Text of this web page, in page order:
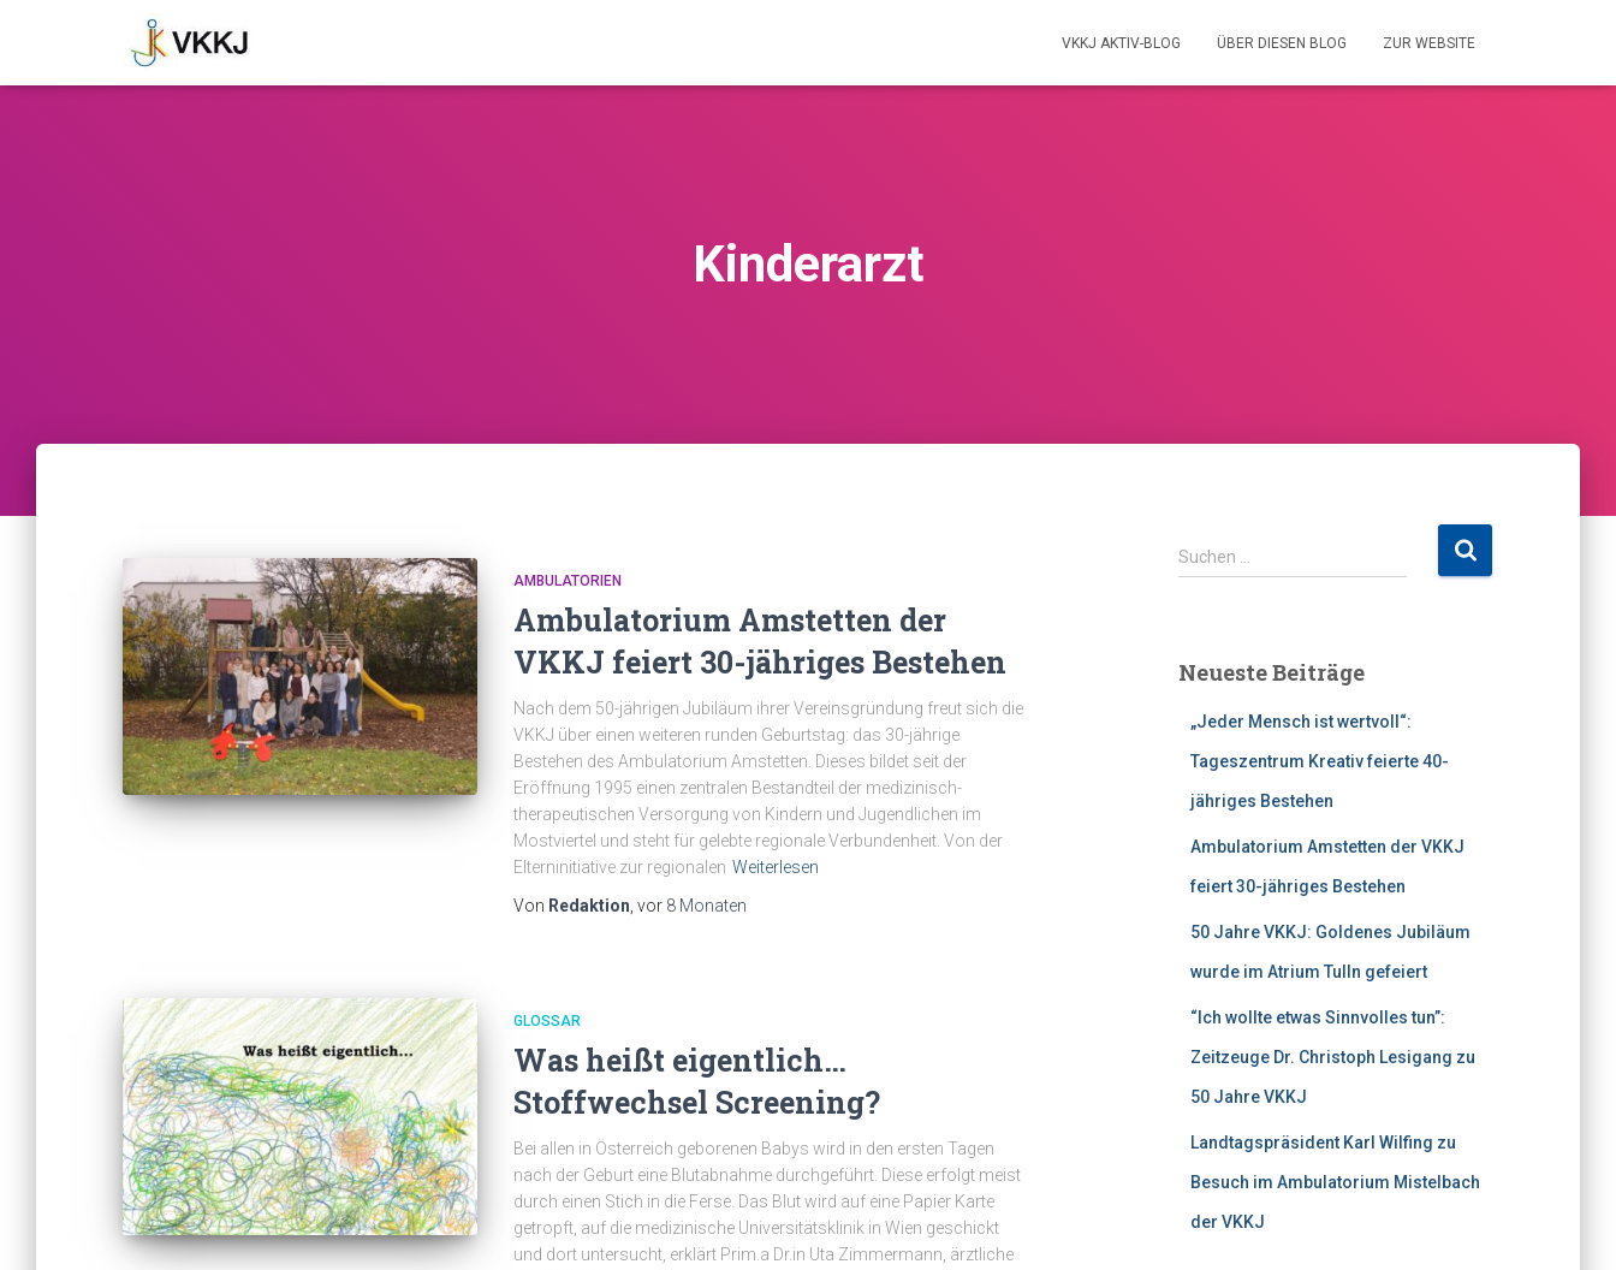
VKKJ AKTIV-BLOG ÜBER DIESEN BLOG ZUR WEBSITE
Kinderarzt
AMBULATORIEN
Ambulatorium Amstetten der
VKKJ feiert 30-jähriges Bestehen
Nach dem 50-jährigen Jubiläum ihrer Vereinsgründung freut sich die
VKKJ über einen weiteren runden Geburtstag: das 30-jährige
Bestehen des Ambulatorium Amstetten. Dieses bildet seit der
Eröffnung 1995 einen zentralen Bestandteil der medizinisch-
therapeutischen Versorgung von Kindern und Jugendlichen im
Mostviertel und steht für gelebte regionale Verbundenheit. Von der
Elterninitiative zur regionalen Weiterlesen
Von Redaktion , vor 8 Monaten
GLOSSAR
Was heißt eigentlich…
Stoffwechsel Screening?
Bei allen in Österreich geborenen Babys wird in den ersten Tagen
nach der Geburt eine Blutabnahme durchgeführt. Diese erfolgt meist
durch einen Stich in die Ferse. Das Blut wird auf eine Papier Karte
getropft, auf die medizinische Universitätsklinik in Wien geschickt
und dort untersucht, erklärt Prim.a Dr.in Uta Zimmermann, ärztliche
S
u
n
Suchen …
Neueste Beiträge
„Jeder Mensch ist wertvoll“:
Tageszentrum Kreativ feierte 40-
jähriges Bestehen
Ambulatorium Amstetten der VKKJ
feiert 30-jähriges Bestehen
50 Jahre VKKJ: Goldenes Jubiläum
wurde im Atrium Tulln gefeiert
“Ich wollte etwas Sinnvolles tun”:
Zeitzeuge Dr. Christoph Lesigang zu
50 Jahre VKKJ
Landtagspräsident Karl Wilfing zu
Besuch im Ambulatorium Mistelbach
der VKKJ